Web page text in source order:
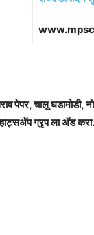
पेपर, चालू घडामोडी,
ग्रृप ला अ‍ॅड